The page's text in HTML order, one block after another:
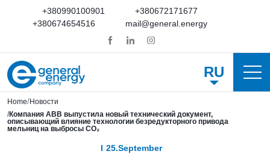
+380990100901
+380672171677
+380674654516
mail@general.energy
RU
Home Новости
Компания ABB выпустила новый технический документ,
описывающий влияние технологии безредукторного привода
мельниц на выбросы CO₂
25.September